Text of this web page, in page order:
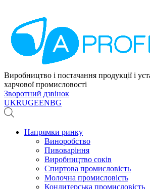
Виробництво і постачання продукції і
харчової промисловості
Зворотний дзвінок
UKRUGEENBG
Напрямки ринку
Виноробство
Пивоваріння
Виробництво соків
Спиртова промисловість
Молочна промисловість
Кондитерська промисловість